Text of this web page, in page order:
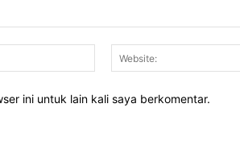
Email:*
ini untuk lain kali saya berkomentar.